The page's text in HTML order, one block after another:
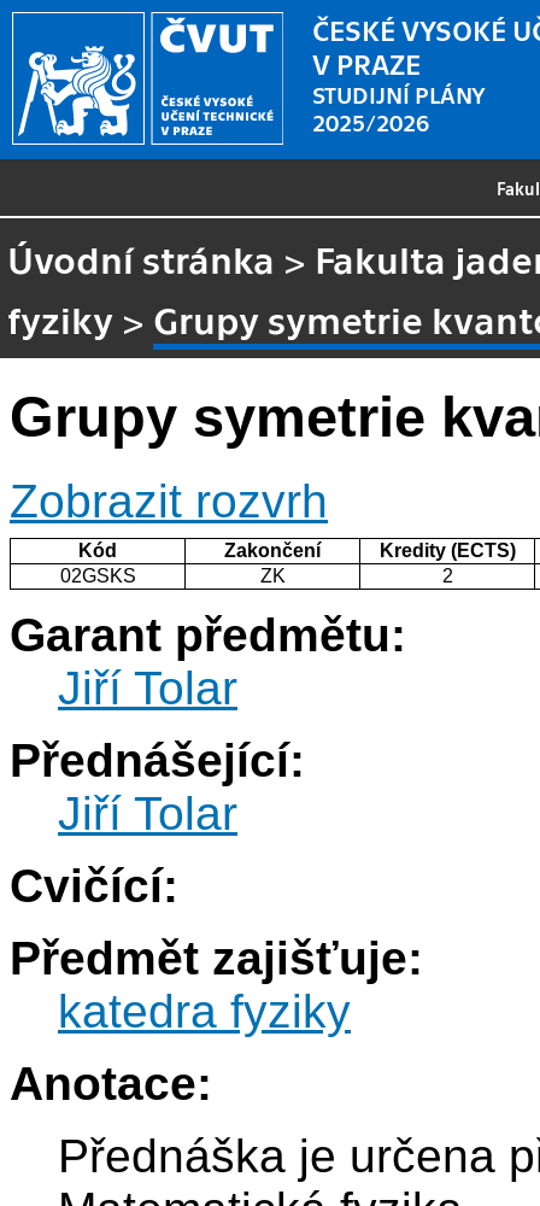
ČESKÉ VYSOKÉ
V PRAZE
STUDIJNÍ PLÁNY
2025/2026
Úvodní stránka > Fakulta
fyziky > Grupy symetrie
Grupy symetrie
Zobrazit rozvrh
Kód Zakončení
Kredity (ECTS)
02GSKS
ZK 2
Garant předmětu:
Jiří Tolar
Přednášející:
Jiří Tolar
Cvičící:
Předmět zajišťuje:
katedra fyziky
Anotace:
Přednáška je určena